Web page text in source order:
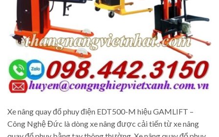
Xe nâng quay đổ phuy điện EDT500-M hiệu GAMLIFT –
Công Nghệ Đức là dòng xe nâng được cải tiến từ xe nâng